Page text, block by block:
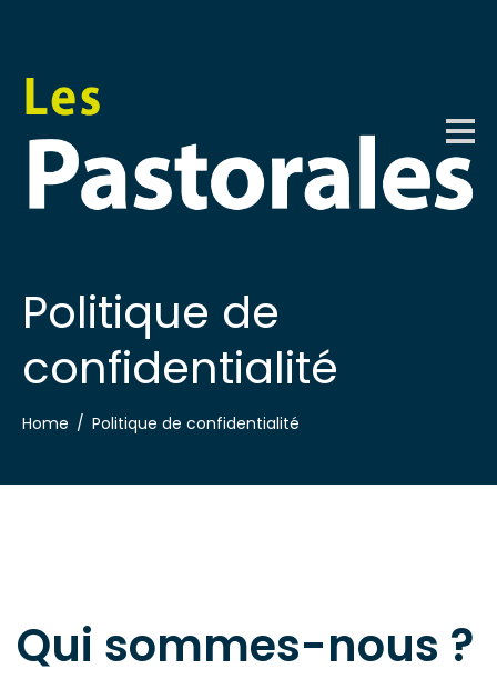
Politique de
confidentialité
Home Politique de confidentialité
Qui sommes-nous ?